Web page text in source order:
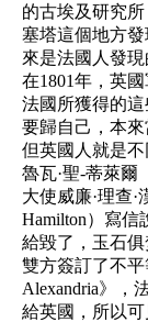
的古埃及研究
塞塔這個地方
來是法國人發
在1801年，英
法國所獲得的
要歸自己，本
但英國人就是
魯瓦·聖-蒂萊爾
大使威廉·理查·
Hamilton）寫信
給毀了，玉石
雙方簽訂了不平
Alexandria》，
給英國，所以